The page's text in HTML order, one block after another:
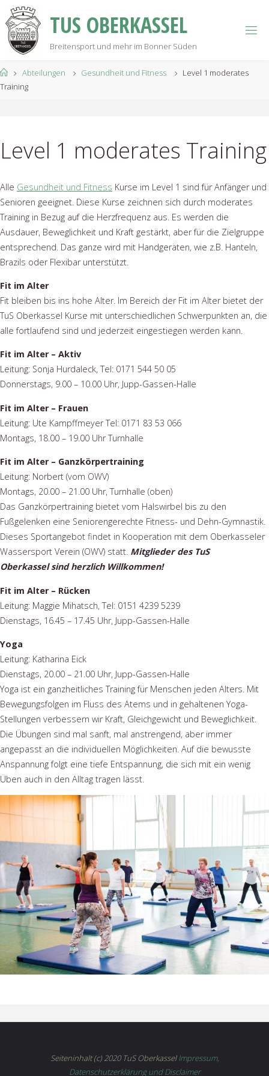
Skip
to
content
TUS OBERKASSEL
Breitensport und mehr im Bonner Süden
HomeAbteilungen Gesundheit und Fitness
Level 1 moderates
Training
Level 1 moderates Training
Alle Gesundheit und Fitness Kurse im Level 1 sind für Anfänger und
Senioren geeignet. Diese Kurse zeichnen sich durch moderates
Training in Bezug auf die Herzfrequenz aus. Es werden die
Ausdauer, Beweglichkeit und Kraft gestärkt, aber für die Zielgruppe
entsprechend. Das ganze wird mit Handgeräten, wie z.B. Hanteln,
Brazils oder Flexibar unterstützt.
Fit im Alter
Fit bleiben bis ins hohe Alter. Im Bereich der Fit im Alter bietet der
TuS Oberkassel Kurse mit unterschiedlichen Schwerpunkten an, die
alle fortlaufend sind und jederzeit eingestiegen werden kann.
Fit im Alter – Aktiv
Leitung: Sonja Hurdaleck, Tel: 0171 544 50 05
Donnerstags, 9.00 – 10.00 Uhr, Jupp-Gassen-Halle
Fit im Alter – Frauen
Leitung: Ute Kampffmeyer Tel: 0171 83 53 066
Montags, 18.00 – 19.00 Uhr Turnhalle
Fit im Alter – Ganzkörpertraining
Leitung: Norbert (vom OWV)
Montags, 20.00 – 21.00 Uhr, Turnhalle (oben)
Das Ganzkörpertraining bietet vom Halswirbel bis zu den
Fußgelenken eine Seniorengerechte Fitness- und Dehn-Gymnastik.
Dieses Sportangebot findet in Kooperation mit dem Oberkasseler
Wassersport Verein (OWV) statt. Mitglieder des TuS
Oberkassel sind herzlich Willkommen!
Fit im Alter – Rücken
Leitung: Maggie Mihatsch, Tel: 0151 4239 5239
Dienstags, 16.45 – 17.45 Uhr, Jupp-Gassen-Halle
Yoga
Leitung: Katharina Eick
Dienstags, 20.00 – 21.00 Uhr, Jupp-Gassen-Halle
Yoga ist ein ganzheitliches Training für Menschen jeden Alters. Mit
Bewegungsfolgen im Fluss des Atems und in gehaltenen Yoga-
Stellungen verbessern wir Kraft, Gleichgewicht und Beweglichkeit.
Die Übungen sind mal sanft, mal anstrengend, aber immer
angepasst an die individuellen Möglichkeiten. Auf die bewusste
Anspannung folgt eine tiefe Entspannung, die sich mit ein wenig
Üben auch in den Alltag tragen lässt.
Seiteninhalt (c) 2020 TuS OberkasselImpressum,
Datenschutzerklärung und Disclaimer